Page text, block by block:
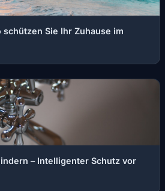
schützen Sie Ihr Zuhause im
– Intelligenter Schutz vor